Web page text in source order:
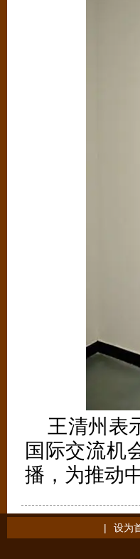
王清州表
国际交流机
播，为推动
| 设为